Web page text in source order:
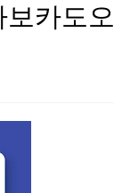
카도오